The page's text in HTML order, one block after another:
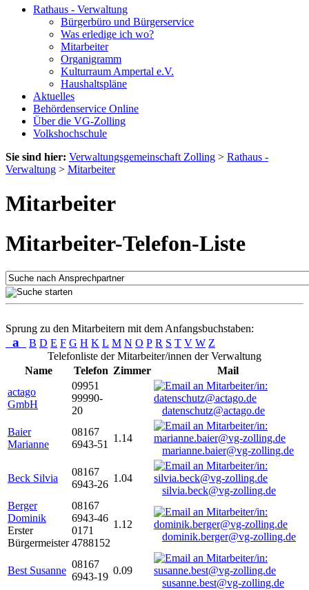
Rathaus - Verwaltung
Bürgerbüro und Bürgerservice
Was erledige ich wo?
Mitarbeiter
Organigramm
Kulturraum Ampertal e.V.
Haushaltspläne
Aktuelles
Behördenservice Online
Über die VG-Zolling
Volkshochschule
Sie sind hier: Verwaltungsgemeinschaft Zolling > Rathaus -
Verwaltung > Mitarbeiter
Mitarbeiter
Mitarbeiter-Telefon-Liste
Sprung zu den Mitarbeitern mit dem Anfangsbuchstaben:
a B D E F G H K L M N O P R S T V W Z
Telefonliste der Mitarbeiter/innen der Verwaltung
Name
Telefon Zimmer
Mail
actago
GmbH
09951
99990-
20
datenschutz@actago.de
Baier
Marianne
08167
6943-51
1.14
marianne.baier@vg-zolling.de
Beck Silvia
08167
6943-26
1.04
silvia.beck@vg-zolling.de
Berger
Dominik
Erster
Bürgermeister
08167
6943-46
0171
4788152
1.12
dominik.berger@vg-zolling.de
Best Susanne
08167
6943-19
0.09
susanne.best@vg-zolling.de